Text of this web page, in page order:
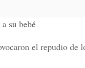
su bebé
el repudio de